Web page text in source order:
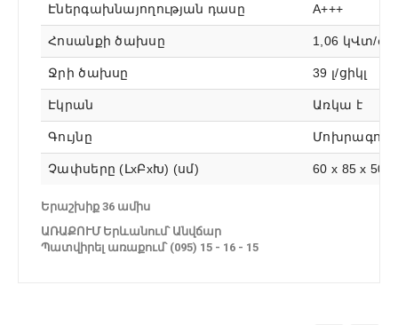
Էներգախնայողության դասը А+++
Հոսանքի ծախսը 1,06 կՎտ/ժ
Ջրի ծախսը 39 լ/ցիկլ
Էկրան Առկա է
Գույնը
Չափսերը (ԼxԲxԽ) (սմ) 60 x 85 x 50
Երաշխիք 36 ամիս
ԱՌԱՔՈՒՄ Երևանում՝ Անվճար
Պատվիրել առաքում՝ (095) 15 - 16 - 15